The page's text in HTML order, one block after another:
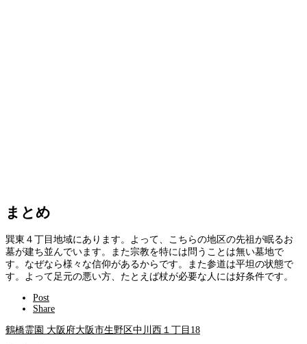
まとめ
巽東４丁目地域にあります。よって、こちらの地区の先祖が眠るお
墓が建ち並んでいます。また宗教を特には問うことは無い墓地で
す。なぜなら様々な信仰があるからです。また参道は平坦の状態で
す。よって足元の悪い方、たとえば杖が必要な人には好条件です。
Post
Share
鶴橋霊園 大阪府大阪市生野区中川西１丁目18